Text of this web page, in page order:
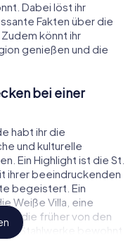
Dabei löst ihr
Fakten über die
könnt ihr
genießen und die
bei einer
habt ihr die
und kulturelle
Ein Highlight ist die St.
ihrer beeindruckenden
begeistert. Ein
Weiße Villa, eine
die früher von den
Stahlwerke bewohnt